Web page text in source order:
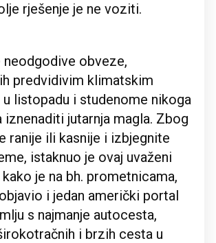
rješenje je ne voziti.
obveze,
predvidivim klimatskim
listopadu i studenome nikoga
iznenaditi jutarnja magla. Zbog
ranije ili kasnije i izbjegnite
istaknuo je ovaj uvaženi
je na bh. prometnicama,
i jedan američki portal
s najmanje autocesta,
i brzih cesta u